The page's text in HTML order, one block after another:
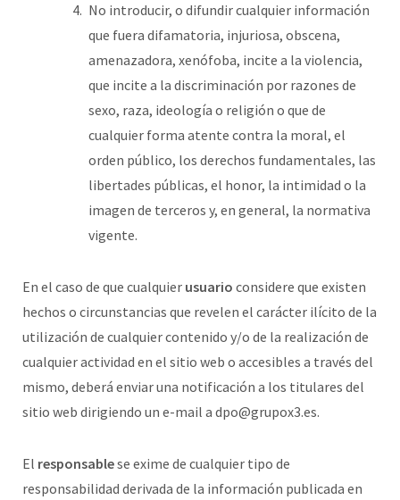
No introducir, o difundir cualquier información
que fuera difamatoria, injuriosa, obscena,
amenazadora, xenófoba, incite a la violencia,
que incite a la discriminación por razones de
sexo, raza, ideología o religión o que de
cualquier forma atente contra la moral, el
orden público, los derechos fundamentales, las
libertades públicas, el honor, la intimidad o la
imagen de terceros y, en general, la normativa
vigente.
En el caso de que cualquier usuario considere que existen
hechos o circunstancias que revelen el carácter ilícito de la
utilización de cualquier contenido y/o de la realización de
cualquier actividad en el sitio web o accesibles a través del
mismo, deberá enviar una notificación a los titulares del
sitio web dirigiendo un e-mail a dpo@grupox3.es.
El responsablese exime de cualquier tipo de
responsabilidad derivada de la información publicada en